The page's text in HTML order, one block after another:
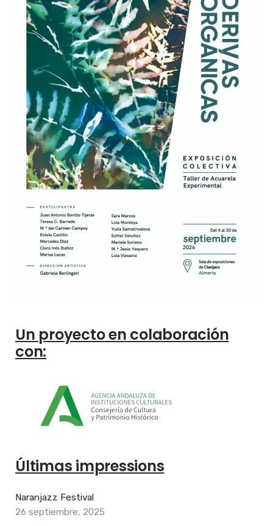
Un proyecto en colaboración
con:
Últimas impressions
Naranjazz Festival
26 septiembre, 2025